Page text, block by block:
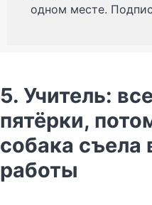
одном месте.
5. Учитель:
пятёрки,
собака
работы